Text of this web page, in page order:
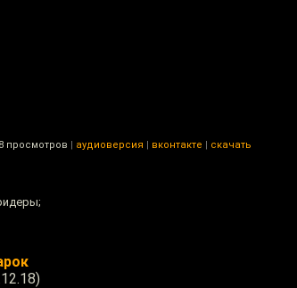
просмотров | аудиоверсия | вконтакте | скачать